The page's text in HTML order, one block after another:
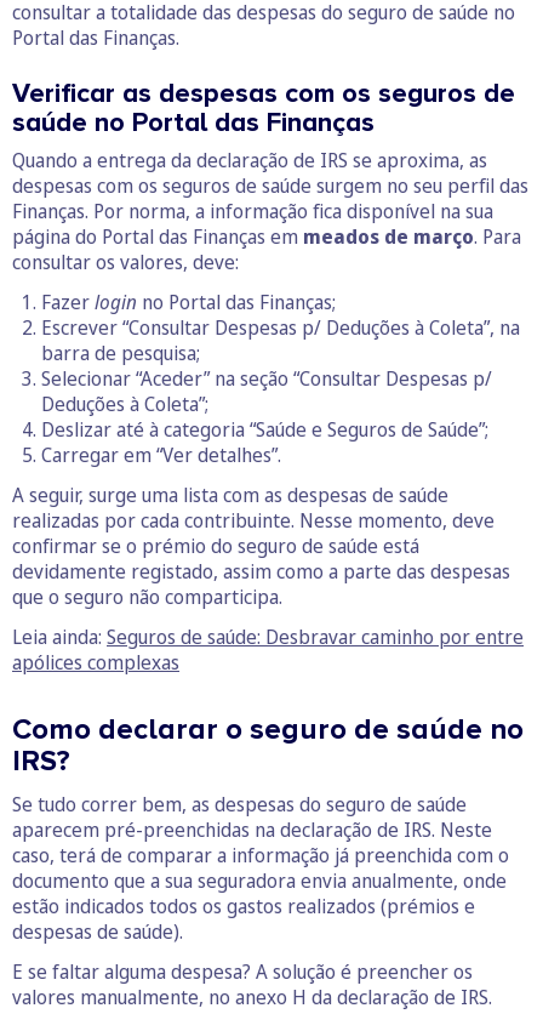
consultar a totalidade das despesas do seguro de saúde no
Portal das Finanças.
Verificar as despesas com os seguros de
saúde no Portal das Finanças
Quando a entrega da declaração de IRS se aproxima, as
despesas com os seguros de saúde surgem no seu perfil das
Finanças. Por norma, a informação fica disponível na sua
página do Portal das Finanças em meados de março. Para
consultar os valores, deve:
Fazerlogin no Portal das Finanças;
Escrever “Consultar Despesas p/ Deduções à Coleta”, na
barra de pesquisa;
Selecionar “Aceder” na seção “Consultar Despesas p/
Deduções à Coleta”;
Deslizar até à categoria “Saúde e Seguros de Saúde”;
Carregar em “Ver detalhes”.
A seguir, surge uma lista com as despesas de saúde
realizadas por cada contribuinte. Nesse momento, deve
confirmar se o prémio do seguro de saúde está
devidamente registado, assim como a parte das despesas
que o seguro não comparticipa.
Leia ainda: Seguros de saúde: Desbravar caminho por entre
apólices complexas
Como declarar o seguro de saúde no
IRS?
Se tudo correr bem, as despesas do seguro de saúde
aparecem pré-preenchidas na declaração de IRS. Neste
caso, terá de comparar a informação já preenchida com o
documento que a sua seguradora envia anualmente, onde
estão indicados todos os gastos realizados (prémios e
despesas de saúde).
E se faltar alguma despesa? A solução é preencher os
valores manualmente, no anexo H da declaração de IRS.